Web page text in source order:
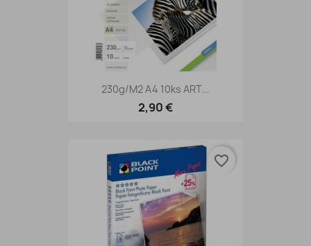
230g/m2 A4 10ks ART...
2,90 €
favorite_border